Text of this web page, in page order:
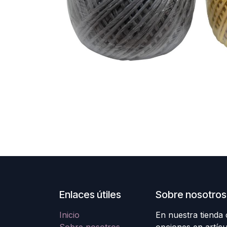
Enlaces útiles
Inicio
Sobre nosotros
En nuestra tienda